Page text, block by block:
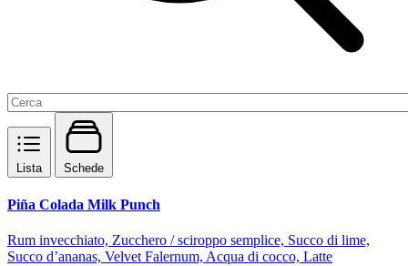
Lista Schede
Piña Colada Milk Punch
Rum invecchiato, Zucchero / sciroppo semplice, Succo di lime,
Succo d’ananas, Velvet Falernum, Acqua di cocco, Latte